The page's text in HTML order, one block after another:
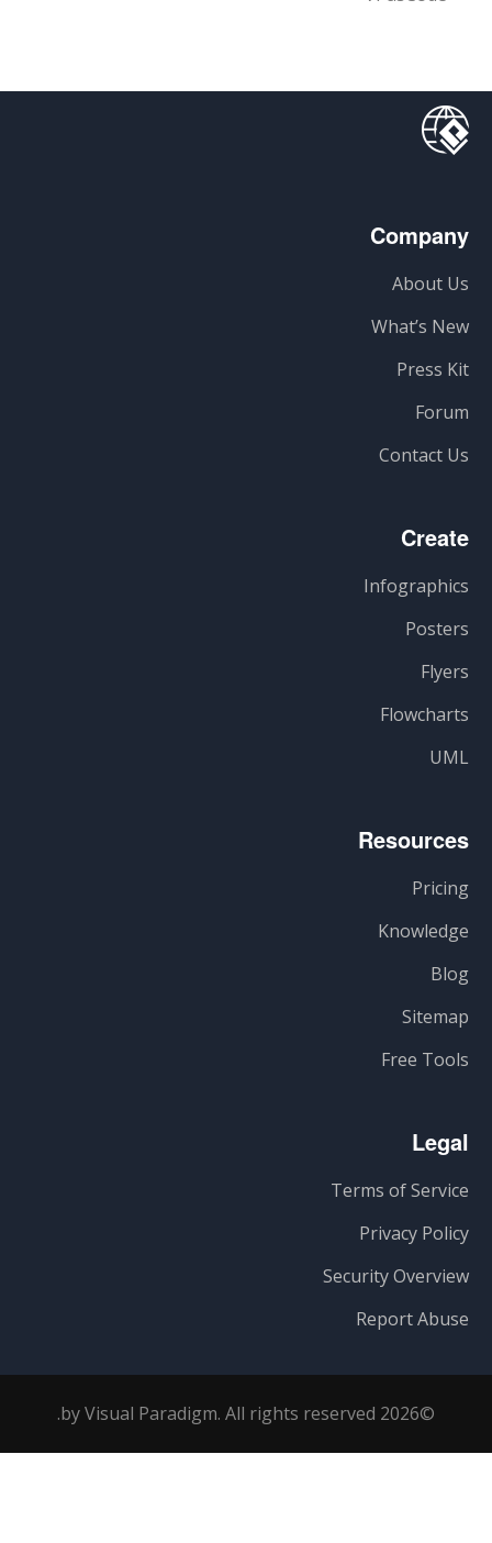
Company
About Us
What’s New
Press Kit
Forum
Contact Us
Create
Infographics
Posters
Flyers
Flowcharts
UML
Resources
Pricing
Knowledge
Blog
Sitemap
Free Tools
Legal
Terms of Service
Privacy Policy
Security Overview
Report Abuse
©2026 by Visual Paradigm. All rights reserved.